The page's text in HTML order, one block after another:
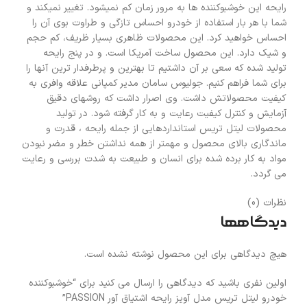
رایحه این خوشبوکننده ها به مرور زمان کم نمیشود. تغییر نمیکند و
شما با هر بار استفاده از خودرو احساس تازگی و طراوت بوی آن را
احساس خواهید کرد. این محصولات ظاهری بسیار ظریف، کم حجم
و شیک دارد. این محصول ساخت آمریکا است. و در پنج رایحه
تولید شده که سعی بر آن داشتیم تا بهترین و پرطرفدار ترین آنها را
برای شما فراهم کنیم. جولیوس سامان مدیر کمپانی علاقه وافری به
کیفیت محصولاتش داشت. وی اصرار داشت که روشهای دقیق
آزمایش و کنترل کیفیت رعایت و به کار گرفته شود. در تولید
محصولات لیتل تریس استانداردهایی از جمله رایحه ، قدرت و
ماندگاری بالای محصول و مهمتر از همه نداشتن خطر و مضر نبودن
مواد به کار برده شده برای انسان و طبیعت به شدت بررسی و رعایت
می گردد.
نظرات (0)
دیدگاهها
هیچ دیدگاهی برای این محصول نوشته نشده است.
اولین نفری باشید که دیدگاهی را ارسال می کنید برای “خوشبوکننده
خودرو لیتل تریس مدل آویز رایحه اشتیاق آور PASSION”